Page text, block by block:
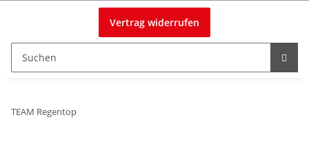
Vertrag widerrufen
TEAM Regentop